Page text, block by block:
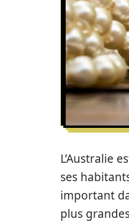
L’Australie
ses
important
plus